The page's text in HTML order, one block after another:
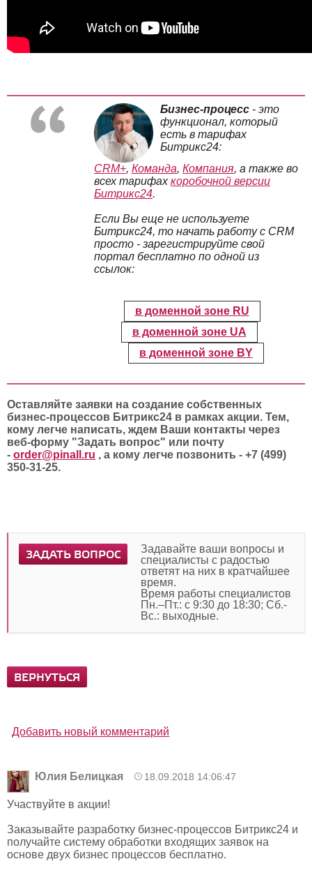
Бизнес-процесс - это
функционал, который
есть в тарифах
Битрикс24:
CRM+, Команда, Компания, а также во
всех тарифахкоробочной версии
Битрикс24.
Если Вы еще не используете
Битрикс24, то начать работу с CRM
просто - зарегистрируйте свой
портал бесплатно по одной из
ссылок:
в доменной зоне RU
в доменной зоне UA
в доменной зоне BY
Оставляйте заявки на создание собственных
бизнес-процессов Битрикс24 в рамках акции. Тем,
кому легче написать, ждем Ваши контакты через
веб-форму "Задать вопрос" или почту
- order@pinall.ru , а кому легче позвонить - +7 (499)
350-31-25.
ЗАДАТЬ ВОПРОС
Задавайте ваши вопросы и
специалисты с радостью
ответят на них в кратчайшее
время.
Время работы специалистов
Пн.–Пт.: с 9:30 до 18:30; Сб.-
Вс.: выходные.
ВЕРНУТЬСЯ
Добавить новый комментарий
Юлия Белицкая 18.09.2018 14:06:47
Участвуйте в акции!
Заказывайте разработку бизнес-процессов Битрикс24 и
получайте систему обработки входящих заявок на
основе двух бизнес процессов бесплатно.